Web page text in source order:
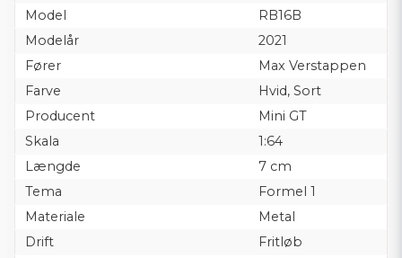
Model
RB16B
Modelår
2021
Fører
Max Verstappen
Farve
Hvid, Sort
Producent
Mini GT
Skala
1:64
Længde
7 cm
Tema
Formel 1
Materiale
Metal
Drift
Fritløb